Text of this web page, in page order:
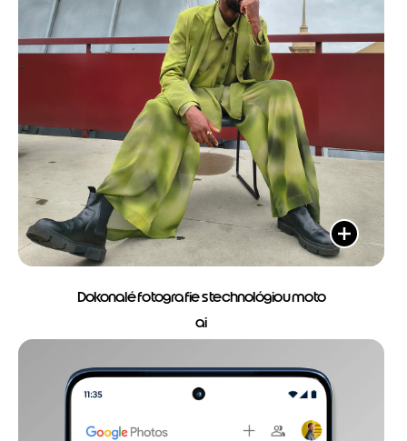
Dokonalé fotografie s technológiou moto
ai